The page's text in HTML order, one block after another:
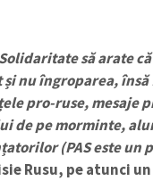
să arate
nu îngroparea,
pro-ruse, mesaje
de pe morminte,
(PAS este
Rusu, pe atunci